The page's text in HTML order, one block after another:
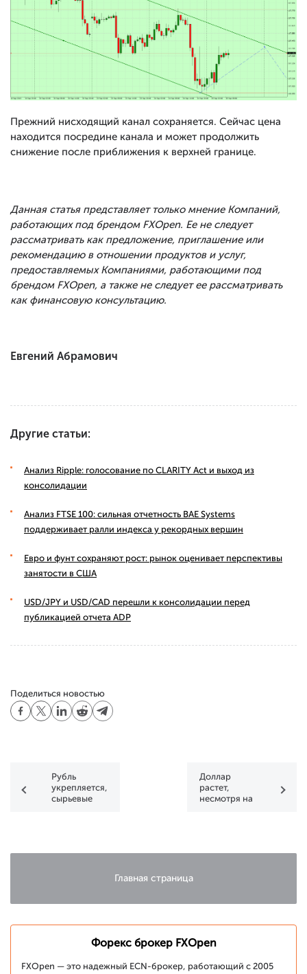
Прежний нисходящий канал сохраняется. Сейчас цена
находится посредине канала и может продолжить
снижение после приближения к верхней границе.
Данная статья представляет только мнение Компаний,
работающих под брендом FXOpen. Ее не следует
рассматривать как предложение, приглашение или
рекомендацию в отношении продуктов и услуг,
предоставляемых Компаниями, работающими под
брендом FXOpen, а также не следует ее рассматривать
как финансовую консультацию.
Евгений Абрамович
Другие статьи:
Анализ Ripple: голосование по CLARITY Act и выход из
консолидации
Анализ FTSE 100: сильная отчетность BAE Systems
поддерживает ралли индекса у рекордных вершин
Евро и фунт сохраняют рост: рынок оценивает перспективы
занятости в США
USD/JPY и USD/CAD перешли к консолидации перед
публикацией отчета ADP
Поделиться новостью
Рубль
укрепляется,
сырьевые
Доллар
растет,
несмотря на
Главная страница
Форекс брокер FXOpen
FXOpen — это надежный ECN-брокер, работающий с 2005